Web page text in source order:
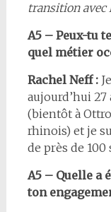
transition avec
A5 – Peux-tu
quel métier
Rachel Neff :
aujourd’hui 27
(bientôt à
rhinois) et je
de près de 100
A5 – Quelle a
ton